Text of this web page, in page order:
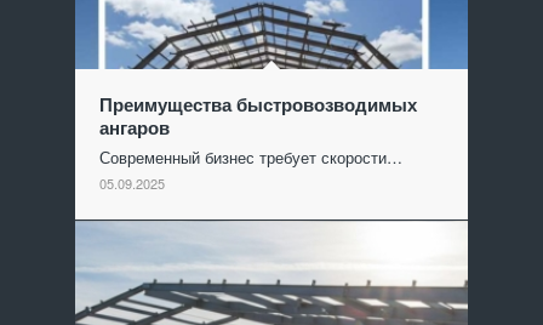
Преимущества быстровозводимых
ангаров
Современный бизнес требует скорости…
05.09.2025